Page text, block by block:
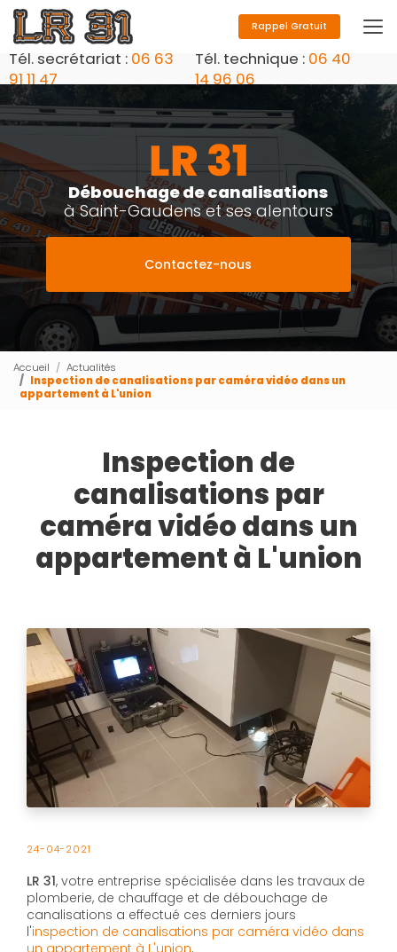
Aller
au
contenu
principal
Tél. secrétariat : 06 63
91 11 47
Tél. technique : 06 40
14 96 06
Rappel Gratuit
Débouchage de canalisations
à Saint-Gaudens et ses alentours
Contactez-nous
Accueil
Actualités
Inspection de canalisations par caméra vidéo dans un
appartement à L'union
Inspection de
canalisations par
caméra vidéo dans un
appartement à L'union
24-04-2021
LR 31, votre entreprise spécialisée dans les travaux de
plomberie, de chauffage et de débouchage de
canalisations a effectué ces derniers jours
l'inspection de canalisations par caméra vidéo dans
un appartement à L'union.